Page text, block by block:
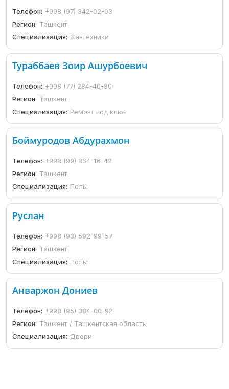
Телефон: +998 (97) 342-02-03
Регион: Ташкент
Специализация: Сантехники
Тураббаев Зоир Ашурбоевич
Телефон: +998 (77) 284-40-80
Регион: Ташкент
Специализация: Ремонт под ключ
Боймуродов Абдурахмон
Телефон: +998 (99) 864-16-42
Регион: Ташкент
Специализация: Полы
Руслан
Телефон: +998 (93) 592-99-57
Регион: Ташкент
Специализация: Полы
Анваржон Дониев
Телефон: +998 (95) 384-00-92
Регион: Ташкент / Ташкентская область
Специализация: Двери